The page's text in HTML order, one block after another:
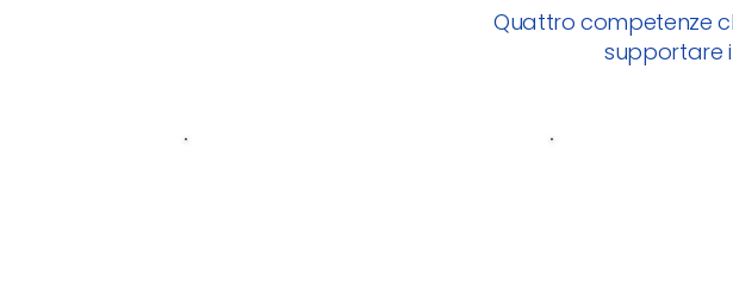
Quattro competenze
supportare